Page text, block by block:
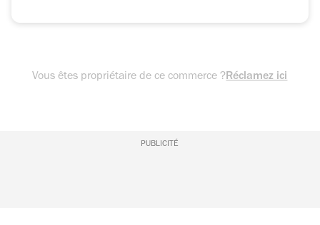
Vous êtes propriétaire de ce commerce ?Réclamez ici
PUBLICITÉ